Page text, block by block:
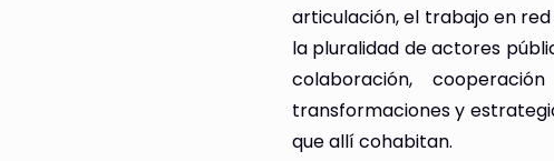
articulación, el trabajo en
la pluralidad de actores
colaboración,
transformaciones y
que allí cohabitan.